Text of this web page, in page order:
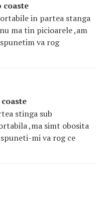
coaste
in partea stanga
ma tin picioarele ,am
va rog
stinga sub
,ma simt obosita
mi va rog ce